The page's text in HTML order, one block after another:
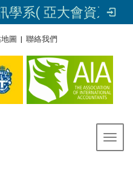
亞洲大學會計與資訊學系( 亞大會資系官網) | Asia University, Taiwan
圖 | 聯絡我們